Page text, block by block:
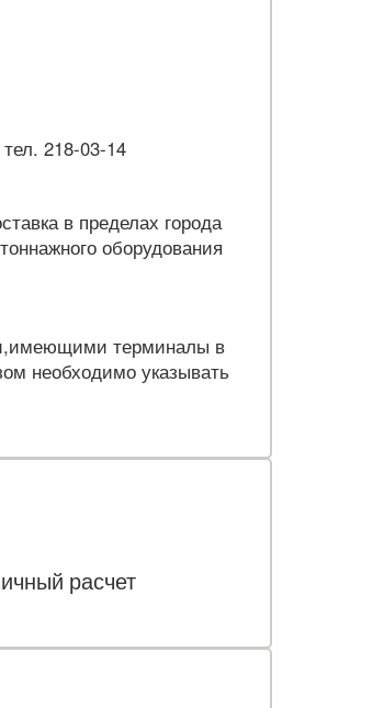
218-03-14
в пределах города
оборудования
терминалы в
необходимо указывать